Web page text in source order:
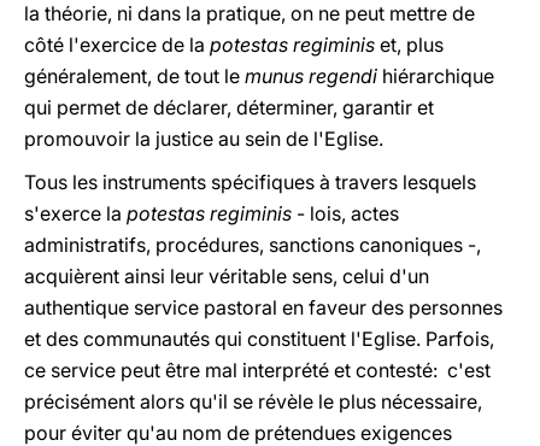
la théorie, ni dans la pratique, on ne peut mettre de
côté l'exercice de la potestas regiminis et, plus
généralement, de tout le munus regendi hiérarchique
qui permet de déclarer, déterminer, garantir et
promouvoir la justice au sein de l'Eglise.
Tous les instruments spécifiques à travers lesquels
s'exerce la potestas regiminis - lois, actes
administratifs, procédures, sanctions canoniques -,
acquièrent ainsi leur véritable sens, celui d'un
authentique service pastoral en faveur des personnes
et des communautés qui constituent l'Eglise. Parfois,
ce service peut être mal interprété et contesté: c'est
précisément alors qu'il se révèle le plus nécessaire,
pour éviter qu'au nom de prétendues exigences